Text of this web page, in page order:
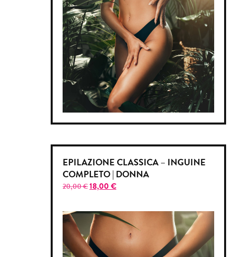
EPILAZIONE CLASSICA – INGUINE
COMPLETO | DONNA
20,00€18,00 €